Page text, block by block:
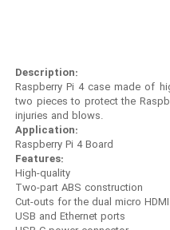
Description:
Raspberry Pi 4 case made of
two pieces to protect the
injuries and blows.
Application:
Raspberry Pi 4 Board
Features:
High-quality
Two-part ABS construction
Cut-outs for the dual micro HDMI
USB and Ethernet ports